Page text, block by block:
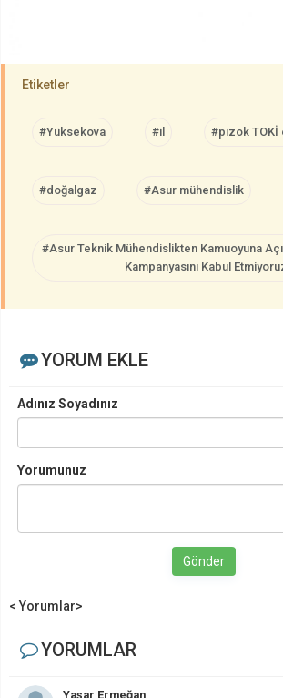
Etiketler
#Yüksekova #il #pizok TOKİ
#doğalgaz #Asur mühendislik
#Asur Teknik Mühendislikten Kamuoyuna
Kampanyasını Kabul
YORUM EKLE
Adınız Soyadınız
Yorumunuz
Gönder
< Yorumlar>
YORUMLAR
Yaşar Ermeğan